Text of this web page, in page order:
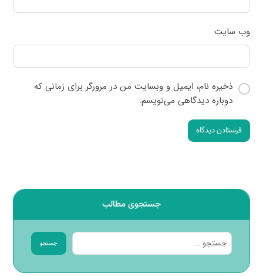
وب‌ سایت
ذخیره نام، ایمیل و وبسایت من در مرورگر برای زمانی که
دوباره دیدگاهی می‌نویسم.
فرستادن دیدگاه
جستجوی مطالب
جستجو